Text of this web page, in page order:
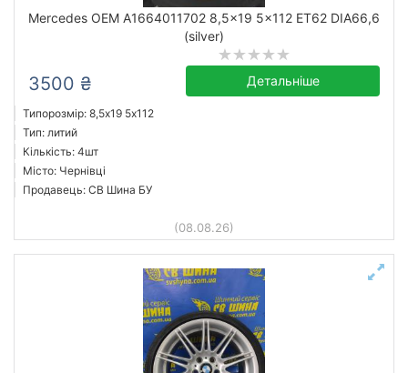
Mercedes OEM A1664011702 8,5x19 5x112 ET62 DIA66,6
(silver)
3500 ₴ Детальніше
Типорозмір: 8,5x19 5х112
Тип: литий
Кількість: 4шт
Місто: Чернівці
Продавець: СВ Шина БУ
(08.08.26)